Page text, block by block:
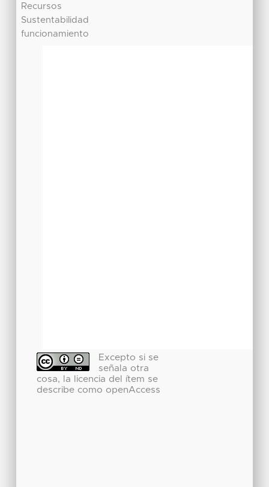
Recursos
Sustentabilidad
funcionamiento
Excepto si se
señala otra
cosa, la licencia del ítem se
describe como openAccess